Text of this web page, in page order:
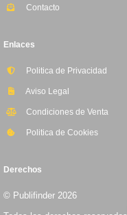
Contacto
Enlaces
Politica de Privacidad
Aviso Legal
Condiciones de Venta
Politica de Cookies
Derechos
© Publifinder 2026